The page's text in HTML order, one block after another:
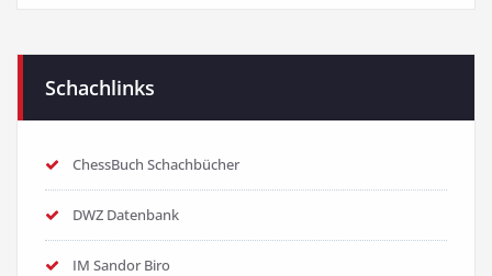
Schachlinks
ChessBuch Schachbücher
DWZ Datenbank
IM Sandor Biro